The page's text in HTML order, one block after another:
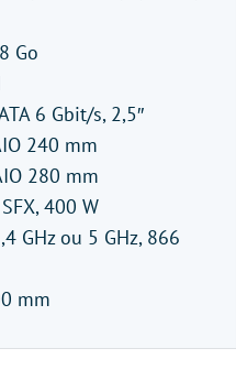
Go
6 Gbit/s, 2,5″
240 mm
280 mm
400 W
GHz ou 5 GHz, 866
mm